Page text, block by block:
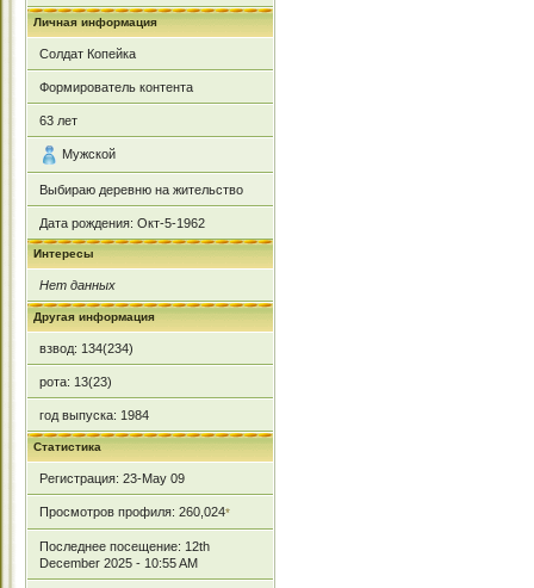
Личная информация
Солдат Копейка
Формирователь контента
63 лет
Мужской
Выбираю деревню на жительство
Дата рождения: Окт-5-1962
Интересы
Нет данных
Другая информация
взвод: 134(234)
рота: 13(23)
год выпуска: 1984
Статистика
Регистрация: 23-May 09
Просмотров профиля: 260,024*
Последнее посещение: 12th
December 2025 - 10:55 AM